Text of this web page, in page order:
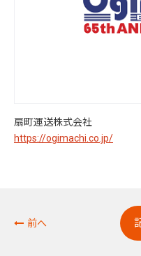
扇町運送株式会社
https://ogimachi.co.jp/
前へ